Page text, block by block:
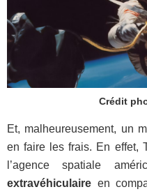
Crédit
Et, malheureusement, un
en faire les frais. En effet,
l’agence spatiale
extravéhiculaire en